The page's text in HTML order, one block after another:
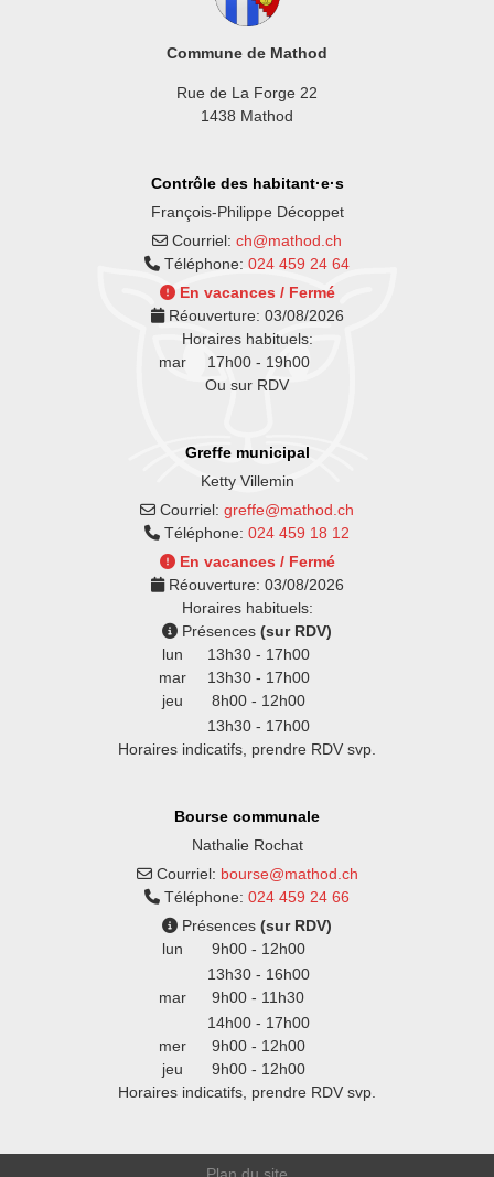
Commune de Mathod
Rue de La Forge 22
1438 Mathod
Contrôle des habitant·e·s
François-Philippe Décoppet
Courriel: ch@mathod.ch
Téléphone:024 459 24 64
En vacances / Fermé
Réouverture: 03/08/2026
Horaires habituels:
mar
17h00 - 19h00
Ou sur RDV
Greffe municipal
Ketty Villemin
Courriel: greffe@mathod.ch
Téléphone:024 459 18 12
En vacances / Fermé
Réouverture: 03/08/2026
Horaires habituels:
Présences (sur RDV)
lun
13h30 - 17h00
mar
13h30 - 17h00
jeu
8h00 - 12h00
13h30 - 17h00
Horaires indicatifs, prendre RDV svp.
Bourse communale
Nathalie Rochat
Courriel: bourse@mathod.ch
Téléphone:024 459 24 66
Présences (sur RDV)
lun
9h00 - 12h00
13h30 - 16h00
mar
9h00 - 11h30
14h00 - 17h00
mer
9h00 - 12h00
jeu
9h00 - 12h00
Horaires indicatifs, prendre RDV svp.